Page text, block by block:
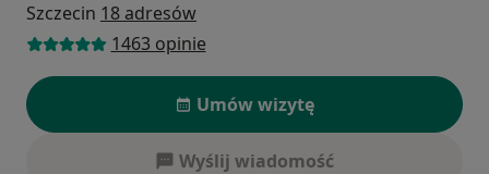
Szczecin 18 adresów
1463 opinie
Umów wizytę
Wyślij wiadomość